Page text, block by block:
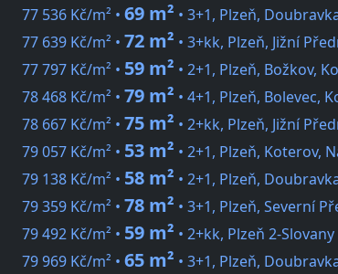
77 536 Kč/m² • 69 m² • 3+1, Plzeň,
77 639 Kč/m² • 72 m² • 3+kk, Plzeň, Jižní
77 797 Kč/m² • 59 m² • 2+1, Plzeň, Božkov,
78 468 Kč/m² • 79 m² • 4+1, Plzeň, Bolevec,
78 667 Kč/m² • 75 m² • 2+kk, Plzeň, Jižní
79 057 Kč/m² • 53 m² • 2+1, Plzeň, Koterov,
79 138 Kč/m² • 58 m² • 2+1, Plzeň,
79 359 Kč/m² • 78 m² • 3+1, Plzeň, Severní
79 492 Kč/m² • 59 m² • 2+kk, Plzeň 2-Slovany
79 969 Kč/m² • 65 m² • 3+1, Plzeň,